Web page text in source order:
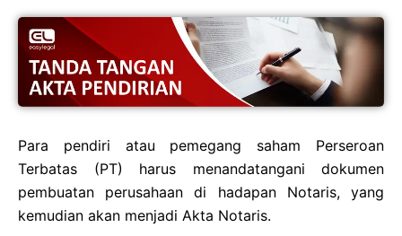
Para pendiri atau pemegang saham Perseroan
Terbatas (PT) harus menandatangani dokumen
pembuatan perusahaan di hadapan Notaris, yang
kemudian akan menjadi Akta Notaris.